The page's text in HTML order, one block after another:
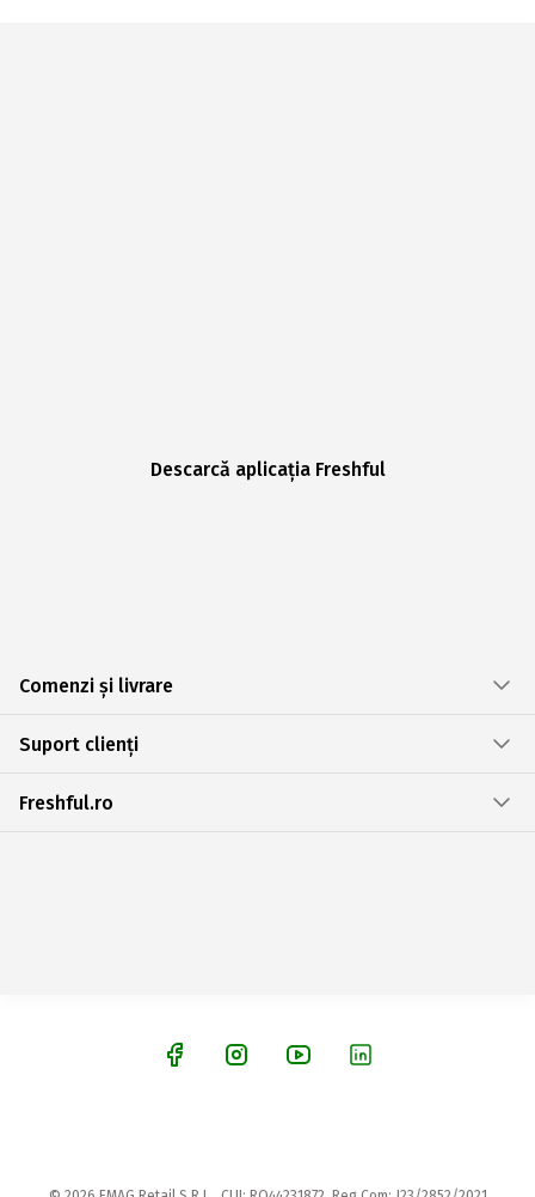
Descarcă aplicația Freshful
Comenzi și livrare
Suport clienți
Freshful.ro